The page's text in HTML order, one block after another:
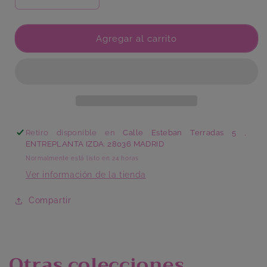
cantidad
para
Esqueleto
cantidad
para
Búho
Esqueleto
Agregar al carrito
Retiro disponible enCalle Esteban Terradas 5 ,
ENTREPLANTA IZDA. 28036 MADRID
Normalmente está listo en 24 horas
Ver información de la tienda
Compartir